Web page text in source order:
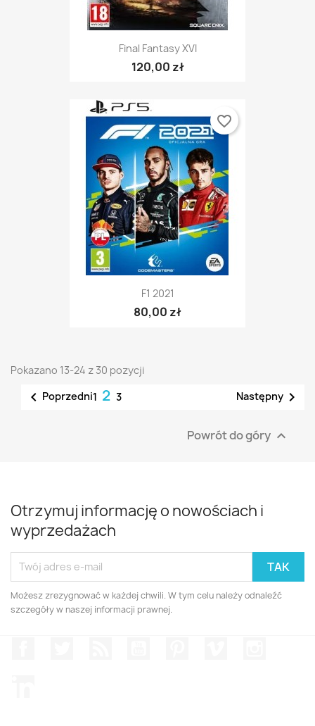
Final Fantasy XVI
120,00 zł
F1 2021
80,00 zł
favorite_border
Pokazano 13-24 z 30 pozycji
 Poprzedni1 2 3 Następny 
Powrót do góry 
Otrzymuj informację o nowościach i
wyprzedażach
Możesz zrezygnować w każdej chwili. W tym celu należy odnaleźć
szczegóły w naszej informacji prawnej.